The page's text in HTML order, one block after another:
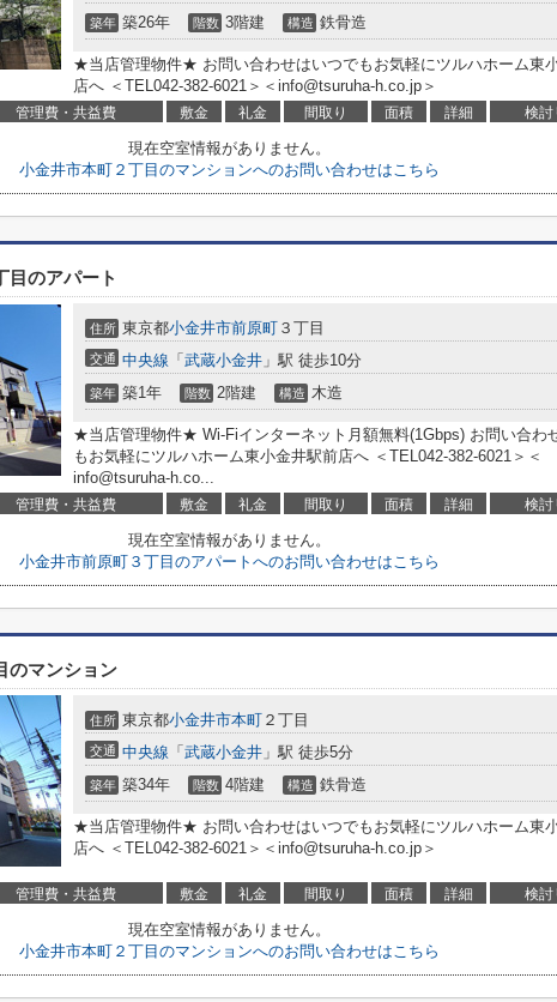
築年 築26年 階数 3階建 構造 鉄骨造
★当店管理物件★ お問い合わせはいつでもお気軽にツルハホーム東
店へ ＜TEL042-382-6021＞＜info@tsuruha-h.co.jp＞
管理費・共益費 敷金 礼金 間取り 面積 詳細 検討
現在空室情報がありません。
小金井市本町２丁目のマンションへのお問い合わせはこちら
目のアパート
住所 東京都小金井市前原町 ３丁目
交通 中央線 「 武蔵小金井 」駅 徒歩10分
築年 築1年 階数 2階建 構造 木造
★当店管理物件★ Wi-Fiインターネット月額無料(1Gbps) お問い合わ
もお気軽にツルハホーム東小金井駅前店へ ＜TEL042-382-6021＞＜
info@tsuruha-h.co...
管理費・共益費 敷金 礼金 間取り 面積 詳細 検討
現在空室情報がありません。
小金井市前原町３丁目のアパートへのお問い合わせはこちら
のマンション
住所 東京都小金井市本町 ２丁目
交通 中央線 「 武蔵小金井 」駅 徒歩5分
築年 築34年 階数 4階建 構造 鉄骨造
★当店管理物件★ お問い合わせはいつでもお気軽にツルハホーム東
店へ ＜TEL042-382-6021＞＜info@tsuruha-h.co.jp＞
管理費・共益費 敷金 礼金 間取り 面積 詳細 検討
現在空室情報がありません。
小金井市本町２丁目のマンションへのお問い合わせはこちら